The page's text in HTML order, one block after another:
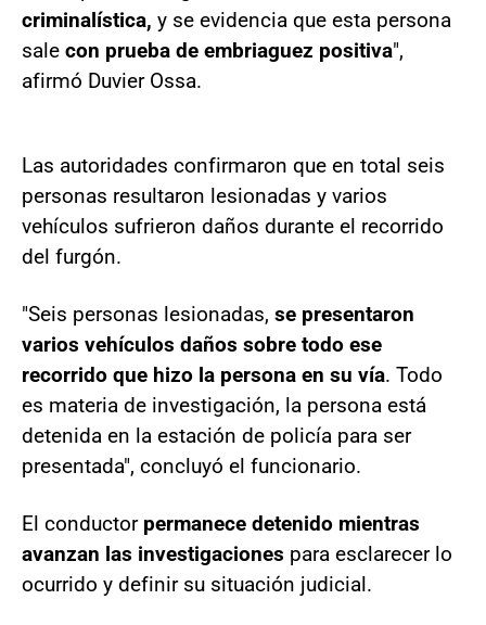
criminalística, y se evidencia que esta persona
sale con prueba de embriaguez positiva",
afirmó Duvier Ossa.
Las autoridades confirmaron que en total seis
personas resultaron lesionadas y varios
vehículos sufrieron daños durante el recorrido
del furgón.
"Seis personas lesionadas, se presentaron
varios vehículos daños sobre todo ese
recorrido que hizo la persona en su vía. Todo
es materia de investigación, la persona está
detenida en la estación de policía para ser
presentada", concluyó el funcionario.
El conductor permanece detenido mientras
avanzan las investigaciones para esclarecer lo
ocurrido y definir su situación judicial.